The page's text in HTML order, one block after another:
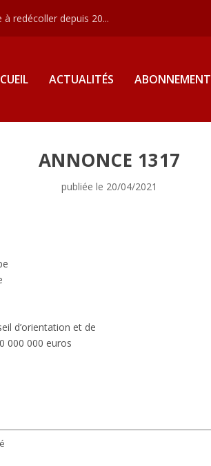
redécoller depuis 20...
ACTUALITÉS ABONNEMENT
ANNONCE 1317
publiée le 20/04/2021
d’orientation et de
000 000 euros